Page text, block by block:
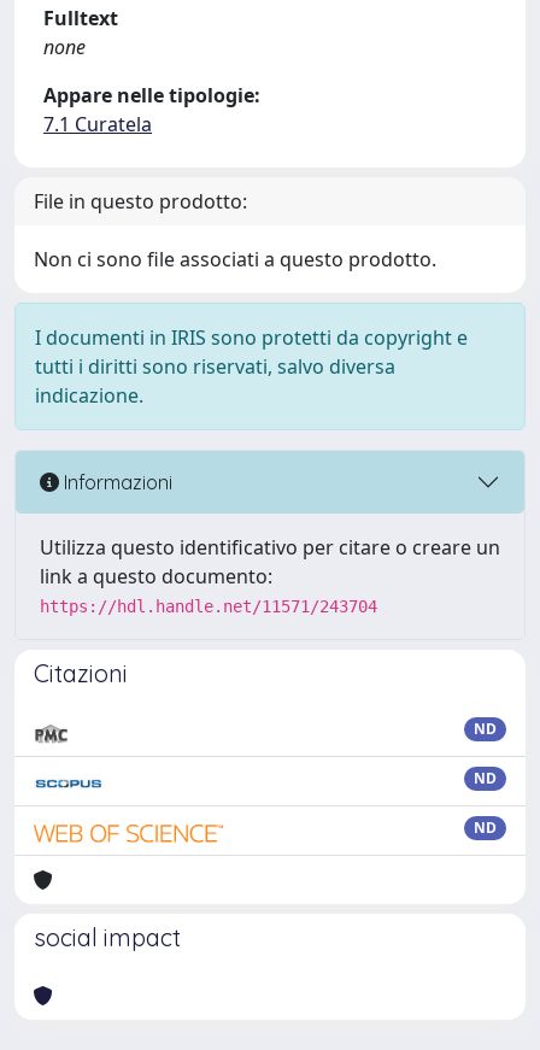
Fulltext
none
Appare nelle tipologie:
7.1 Curatela
File in questo prodotto:
Non ci sono file associati a questo prodotto.
I documenti in IRIS sono protetti da copyright e
tutti i diritti sono riservati, salvo diversa
indicazione.
Informazioni
Utilizza questo identificativo per citare o creare un
link a questo documento:
https://hdl.handle.net/11571/243704
Citazioni
ND
ND
ND
social impact